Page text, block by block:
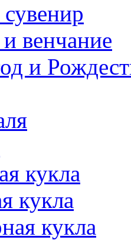
венчание
и
кукла
кукла
кукла